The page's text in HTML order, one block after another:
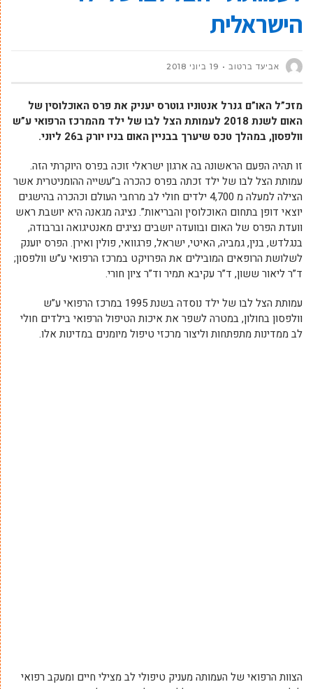
הישראלית
אביעד ברטוב 19 ביוני 2018
מזכ”ל האו”ם גנרל אנטוניו גוטרס יעניק את פרס האוכלוסין של
האום לשנת 2018 לעמותת הצל לבו של ילד מהמרכז הרפואי ע”ש
וולפסון, במהלך טכס שיערך בבניין האום בניו יורק ב26 ליוני.
זו תהיה הפעם הראשונה בה ארגון ישראלי זוכה בפרס היוקרתי הזה.
עמותת הצל לבו של ילד זכתה בפרס כהכרה ב”עשייה ההומניטרית אשר
הצילה למעלה מ 4,700 ילדים חולי לב מרחבי העולם וכהכרה בהישגים
יוצאי דופן בתחום האוכלוסין והבריאות”. נציגה מגאנה היא יושבת ראש
וועדת הפרס של האום ובוועדה יושבים נציגים מאנטיגואה וברבודה,
בנגלדש, בנין, גמביה, האיטי, ישראל, פרגוואי, פולין ואירן. הפרס יוענק
לשלושת הרופאים המובילים את הפרויקט במרכז הרפואי ע”ש וולפסון;
ד”ר ליאור ששון, ד”ר עקיבא תמיר וד”ר ציון חורי.
עמותת הצל לבו של ילד נוסדה בשנת 1995 במרכז הרפואי ע”ש
וולפסון בחולון, במטרה לשפר את איכות הטיפול הרפואי בילדים חולי
לב ממדינות מתפתחות וליצור מרכזי טיפול מיומנים במדינות אלו.
הצוות הרפואי של העמותה מעניק טיפולי לב מצילי חיים ומעקב רפואי